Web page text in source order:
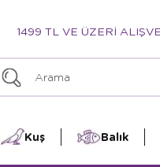
1499 TL VE ÜZERİ
Kuş Balık